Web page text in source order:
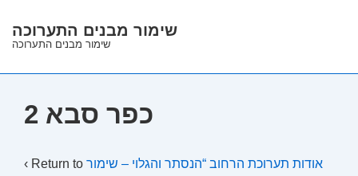
Skip
Main
שימור מבנים התערוכה
שימור מבנים התערוכה
כפר סבא 2
‹ Return to אודות תערוכת הרחוב “הנסתר והגלוי – שימור